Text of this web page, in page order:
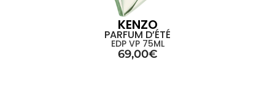
KENZO
PARFUM D’ÉTÉ
EDP VP 75ML
69,00€